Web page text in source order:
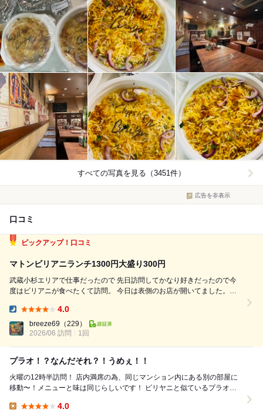
すべての写真を見る（3451件）
広告を非表示
口コミ
ピックアップ！口コミ
マトンビリアニランチ1300円大盛り300円
武蔵小杉エリアで仕事だったので 先日訪問してかなり好きだったので今
度はビリアニが食べたくて訪問。 今日は表側のお店が開いてました。平
のほうがいいかも) サラダはグリーンサラダ。クミンの効いたサウザン。
ドリンクはマン...
4.0
breeze69 （229）
2026/06 訪問
1回
プラオ！？なんだそれ？！うめぇ！！
火曜の12時半訪問！ 店内満席の為、同じマンション内にある別の部屋に
移動〜！メニューと味は同じらしいです！ ビリヤニと似ているプラオと
4.0